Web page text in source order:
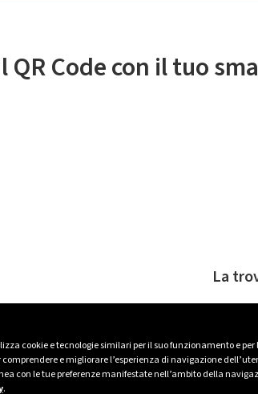
cookie e tecnologie similari per il suo funzionamento e
e migliorare l’esperienza di navigazione
con le tue preferenze manifestate nell’ambito della
.
QR Code con il tuo
La